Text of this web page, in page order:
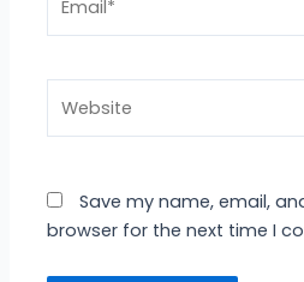
Save my name, email,
browser for the next time I